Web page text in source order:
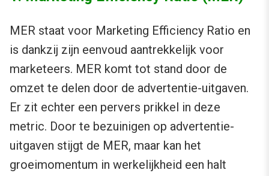
MER staat voor Marketing Efficiency Ratio en
is dankzij zijn eenvoud aantrekkelijk voor
marketeers. MER komt tot stand door de
omzet te delen door de advertentie-uitgaven.
Er zit echter een pervers prikkel in deze
metric. Door te bezuinigen op advertentie-
uitgaven stijgt de MER, maar kan het
groeimomentum in werkelijkheid een halt